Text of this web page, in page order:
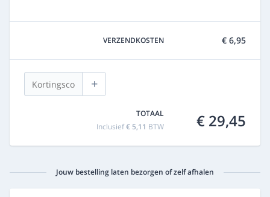
VERZENDKOSTEN € 6,95
+
TOTAAL
Inclusief€ 5,11 BTW € 29,45
Jouw bestelling laten bezorgen of zelf afhalen